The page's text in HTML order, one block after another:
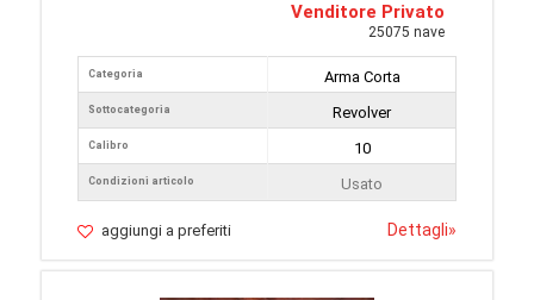
Venditore Privato
25075 nave
Categoria
Sottocategoria
Calibro
Condizioni articolo
Arma Corta
Revolver
10
Usato
aggiungi a preferiti Dettagli»